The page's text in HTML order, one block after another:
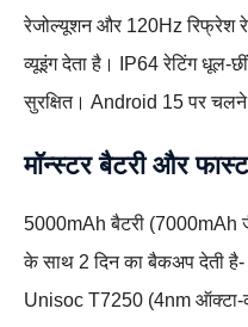
रेजोल्यूशन और 120Hz रिफ्रेश
व्यूइंग देता है। IP64 रेटिंग धूल-
सुरक्षित। Android 15 पर
मॉन्स्टर बैटरी और फास्ट
5000mAh बैटरी (7000mAh
के साथ 2 दिन का बैकअप देती है-
Unisoc T7250 (4nm ऑक्टा-